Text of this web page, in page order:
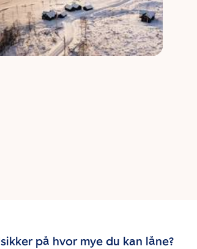
på hvor mye du kan låne?